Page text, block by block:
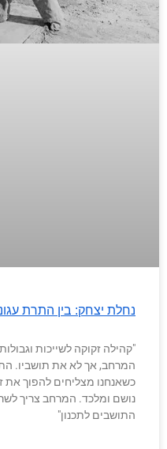
נחלת יצחק: בין התרת
"קהילה זקוקה לשייכות
המרחב, אך לא את תושביו.
כשאנחנו מצליחים להפוך את
נושם ומלכד. המרחב צריך
התושבים לתכנון"